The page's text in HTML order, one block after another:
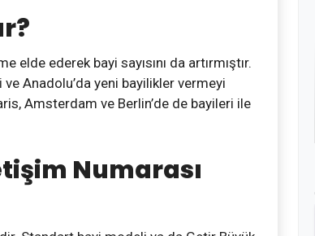
ederek bayi sayısını da artırmıştır.
Anadolu’da yeni bayilikler vermeyi
Amsterdam ve Berlin’de de bayileri ile
Numarası